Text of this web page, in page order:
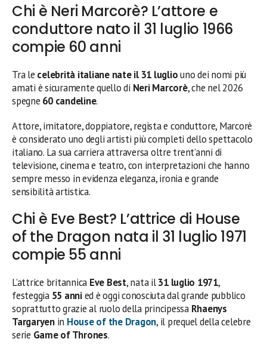
Chi è Neri Marcorè? L’attore e
conduttore nato il 31 luglio 1966
compie 60 anni
Tra le celebrità italiane nate il 31 lugliouno dei nomi più
amati è sicuramente quello di Neri Marcorè, che nel 2026
spegne 60 candeline.
Attore, imitatore, doppiatore, regista e conduttore, Marcorè
è considerato uno degli artisti più completi dello spettacolo
italiano. La sua carriera attraversa oltre trent’anni di
televisione, cinema e teatro, con interpretazioni che hanno
sempre messo in evidenza eleganza, ironia e grande
sensibilità artistica.
Chi è Eve Best? L’attrice di House
of the Dragon nata il 31 luglio 1971
compie 55 anni
L’attrice britannica Eve Best, nata il31 luglio 1971,
festeggia 55 annied è oggi conosciuta dal grande pubblico
soprattutto grazie al ruolo della principessa Rhaenys
Targaryenin House of the Dragon, il prequel della celebre
serie Game of Thrones.